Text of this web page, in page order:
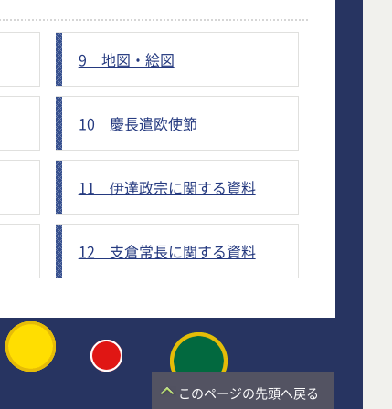
9 地図・絵図
10 慶長遣欧使節
11 伊達政宗に関する資料
12 支倉常長に関する資料
このページの先頭へ戻る